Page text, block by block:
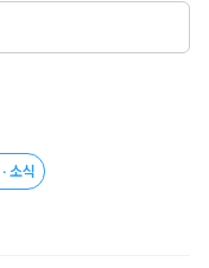
것인가―!
소식